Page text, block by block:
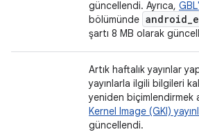
güncellendi. Ayrıca,
bölümünde android_
şartı 8 MB olarak
Artık haftalık yayınlar
yayınlarla ilgili bilgileri
yeniden biçimlendirmek
Kernel Image (GKI)
güncellendi.